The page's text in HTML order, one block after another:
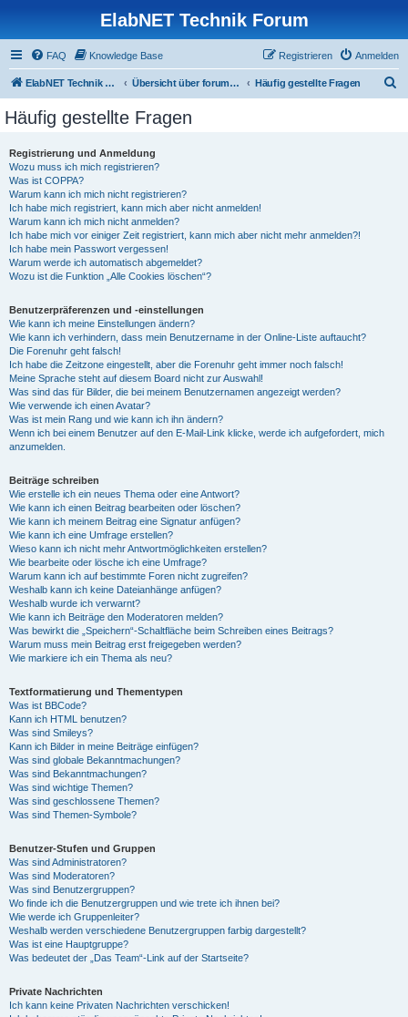
ElabNET Technik Forum
FAQ Knowledge Base Anmelden
Registrieren
ElabNET Technik Forum Übersicht über forum.timberwolf.io Häufig gestellte Fragen
Häufig gestellte Fragen
Registrierung und Anmeldung
Wozu muss ich mich registrieren?
Was ist COPPA?
Warum kann ich mich nicht registrieren?
Ich habe mich registriert, kann mich aber nicht anmelden!
Warum kann ich mich nicht anmelden?
Ich habe mich vor einiger Zeit registriert, kann mich aber nicht mehr anmelden?!
Ich habe mein Passwort vergessen!
Warum werde ich automatisch abgemeldet?
Wozu ist die Funktion „Alle Cookies löschen“?
Benutzerpräferenzen und -einstellungen
Wie kann ich meine Einstellungen ändern?
Wie kann ich verhindern, dass mein Benutzername in der Online-Liste auftaucht?
Die Forenuhr geht falsch!
Ich habe die Zeitzone eingestellt, aber die Forenuhr geht immer noch falsch!
Meine Sprache steht auf diesem Board nicht zur Auswahl!
Was sind das für Bilder, die bei meinem Benutzernamen angezeigt werden?
Wie verwende ich einen Avatar?
Was ist mein Rang und wie kann ich ihn ändern?
Wenn ich bei einem Benutzer auf den E-Mail-Link klicke, werde ich aufgefordert, mich
anzumelden.
Beiträge schreiben
Wie erstelle ich ein neues Thema oder eine Antwort?
Wie kann ich einen Beitrag bearbeiten oder löschen?
Wie kann ich meinem Beitrag eine Signatur anfügen?
Wie kann ich eine Umfrage erstellen?
Wieso kann ich nicht mehr Antwortmöglichkeiten erstellen?
Wie bearbeite oder lösche ich eine Umfrage?
Warum kann ich auf bestimmte Foren nicht zugreifen?
Weshalb kann ich keine Dateianhänge anfügen?
Weshalb wurde ich verwarnt?
Wie kann ich Beiträge den Moderatoren melden?
Was bewirkt die „Speichern“-Schaltfläche beim Schreiben eines Beitrags?
Warum muss mein Beitrag erst freigegeben werden?
Wie markiere ich ein Thema als neu?
Textformatierung und Thementypen
Was ist BBCode?
Kann ich HTML benutzen?
Was sind Smileys?
Kann ich Bilder in meine Beiträge einfügen?
Was sind globale Bekanntmachungen?
Was sind Bekanntmachungen?
Was sind wichtige Themen?
Was sind geschlossene Themen?
Was sind Themen-Symbole?
Benutzer-Stufen und Gruppen
Was sind Administratoren?
Was sind Moderatoren?
Was sind Benutzergruppen?
Wo finde ich die Benutzergruppen und wie trete ich ihnen bei?
Wie werde ich Gruppenleiter?
Weshalb werden verschiedene Benutzergruppen farbig dargestellt?
Was ist eine Hauptgruppe?
Was bedeutet der „Das Team“-Link auf der Startseite?
Private Nachrichten
Ich kann keine Privaten Nachrichten verschicken!